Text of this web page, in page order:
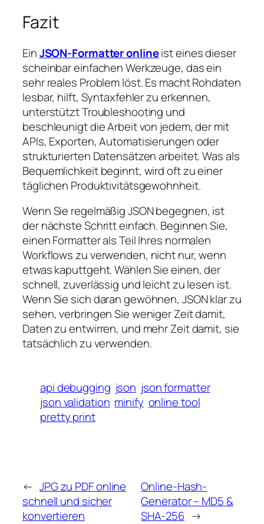
Fazit
EinJSON-Formatter onlineist eines dieser
scheinbar einfachen Werkzeuge, das ein
sehr reales Problem löst. Es macht Rohdaten
lesbar, hilft, Syntaxfehler zu erkennen,
unterstützt Troubleshooting und
beschleunigt die Arbeit von jedem, der mit
APIs, Exporten, Automatisierungen oder
strukturierten Datensätzen arbeitet. Was als
Bequemlichkeit beginnt, wird oft zu einer
täglichen Produktivitätsgewohnheit.
Wenn Sie regelmäßig JSON begegnen, ist
der nächste Schritt einfach. Beginnen Sie,
einen Formatter als Teil Ihres normalen
Workflows zu verwenden, nicht nur, wenn
etwas kaputtgeht. Wählen Sie einen, der
schnell, zuverlässig und leicht zu lesen ist.
Wenn Sie sich daran gewöhnen, JSON klar zu
sehen, verbringen Sie weniger Zeit damit,
Daten zu entwirren, und mehr Zeit damit, sie
tatsächlich zu verwenden.
api debugging json json formatter
json validation minify online tool
pretty print
← JPG zu PDF online
schnell und sicher
konvertieren
Online-Hash-
Generator – MD5 &
SHA-256 →